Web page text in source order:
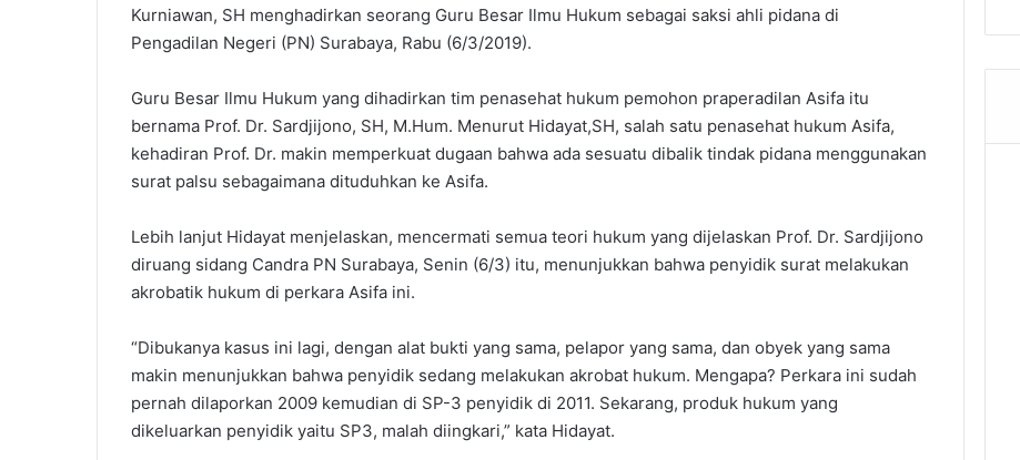
Kurniawan, SH menghadirkan seorang Guru Besar Ilmu Hukum sebagai saksi ahli pidana di
Pengadilan Negeri (PN) Surabaya, Rabu (6/3/2019).
Guru Besar Ilmu Hukum yang dihadirkan tim penasehat hukum pemohon praperadilan Asifa itu
bernama Prof. Dr. Sardjijono, SH, M.Hum. Menurut Hidayat,SH, salah satu penasehat hukum Asifa,
kehadiran Prof. Dr. makin memperkuat dugaan bahwa ada sesuatu dibalik tindak pidana menggunakan
surat palsu sebagaimana dituduhkan ke Asifa.
Lebih lanjut Hidayat menjelaskan, mencermati semua teori hukum yang dijelaskan Prof. Dr. Sardjijono
diruang sidang Candra PN Surabaya, Senin (6/3) itu, menunjukkan bahwa penyidik surat melakukan
akrobatik hukum di perkara Asifa ini.
“Dibukanya kasus ini lagi, dengan alat bukti yang sama, pelapor yang sama, dan obyek yang sama
makin menunjukkan bahwa penyidik sedang melakukan akrobat hukum. Mengapa? Perkara ini sudah
pernah dilaporkan 2009 kemudian di SP-3 penyidik di 2011. Sekarang, produk hukum yang
dikeluarkan penyidik yaitu SP3, malah diingkari,” kata Hidayat.